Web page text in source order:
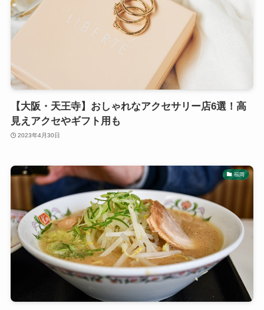
【大阪・天王寺】おしゃれなアクセサリー店6選！高
見えアクセやギフト用も
2023年4月30日
福岡